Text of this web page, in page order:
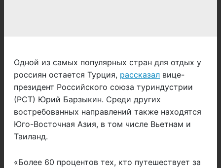
Одной из самых популярных стран для отдых у
россиян остается Турция, рассказал вице-
президент Российского союза туриндустрии
(РСТ) Юрий Барзыкин. Среди других
востребованных направлений также находятся
Юго-Восточная Азия, в том числе Вьетнам и
Таиланд.
«Более 60 процентов тех, кто путешествует за